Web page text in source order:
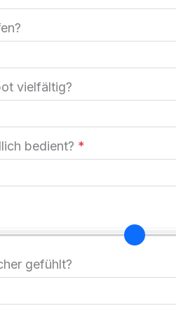
vielfältig?
bedient? *
gefühlt?